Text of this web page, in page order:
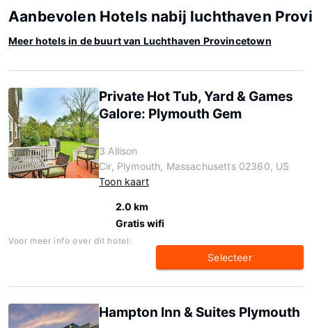
Aanbevolen Hotels nabij luchthaven
Meer hotels in de buurt van Luchthaven Provincetown
Private Hot Tub, Yard & Games
Galore: Plymouth Gem
3 Allison
Cir, Plymouth, Massachusetts 02360, US
Toon kaart
2.0 km
Gratis wifi
Voor meer info over dit hotel:
Selecteer
Hampton Inn & Suites Plymouth